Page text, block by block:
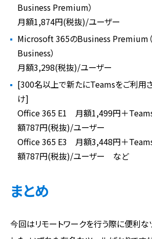
Business Premium）
月額1,874円(税抜)/ユーザー
Microsoft 365のBusiness Premium
Business）
月額3,298(税抜)/ユーザー
[300名以上で新たにTeamsをご利用
け]
Office 365 E1 月額1,499円＋
額787円(税抜)/ユーザー
Office 365 E3 月額3,448円＋
額787円(税抜)/ユーザー など
まとめ
今回はリモートワークを行う際に便利